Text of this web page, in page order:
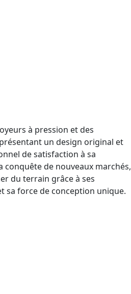
à pression et des
un design original et
de satisfaction à sa
conquête de nouveaux marchés,
du terrain grâce à ses
sa force de conception unique.